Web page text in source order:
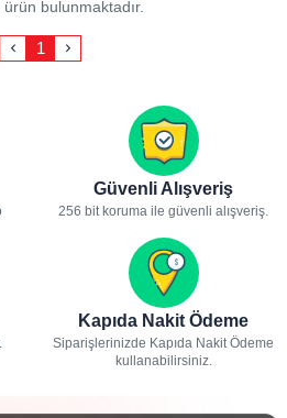
bulunmaktadır.
1
Güvenli Alışveriş
256 bit koruma ile güvenli alışveriş.
Kapıda Nakit Ödeme
Siparişlerinizde Kapıda Nakit Ödeme
kullanabilirsiniz.